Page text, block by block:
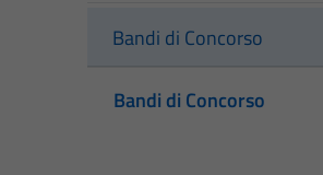
Bandi di Concorso
Bandi di Concorso